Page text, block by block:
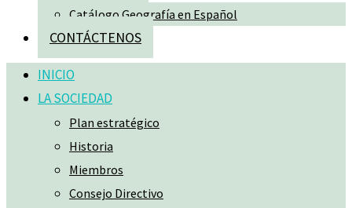
Catálogo Geografía en Español
CONTÁCTENOS
INICIO
LA SOCIEDAD
Plan estratégico
Historia
Miembros
Consejo Directivo